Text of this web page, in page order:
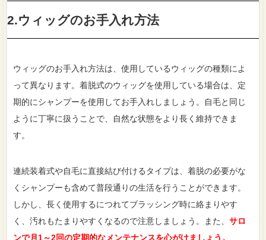
2.ウィッグのお手入れ方法
ウィッグのお手入れ方法は、使用しているウィッグの種類によ
って異なります。着脱式のウィッグを使用している場合は、定
期的にシャンプーを使用してお手入れしましょう。自毛と同じ
ように丁寧に扱うことで、自然な状態をより長く維持できま
す。
連続装着式や自毛に直接結び付けるタイプは、着脱の必要がな
くシャンプーも含めて普段通りの生活を行うことができます。
しかし、長く使用するにつれてブラッシング時に絡まりやす
く、汚れもたまりやすくなるので注意しましょう。また、サロ
ンで月1～2回の定期的なメンテナンスを心がけましょう。